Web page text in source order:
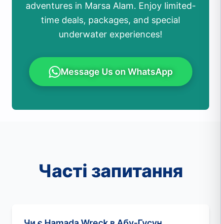
adventures in Marsa Alam. Enjoy limited-
time deals, packages, and special
underwater experiences!
Message Us on WhatsApp
Часті запитання